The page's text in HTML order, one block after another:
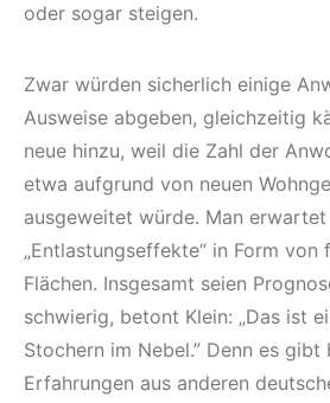
oder sogar steigen.
Zwar würden sicherlich einige
Ausweise abgeben, gleichzeitig
neue hinzu, weil die Zahl der
etwa aufgrund von neuen
ausgeweitet würde. Man
„Entlastungseffekte“ in Form von
Flächen. Insgesamt seien
schwierig, betont Klein: „Das ist
Stochern im Nebel.” Denn es gibt
Erfahrungen aus anderen